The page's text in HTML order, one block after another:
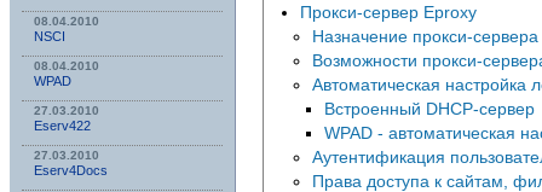
08.04.2010
NSСI
08.04.2010
WPAD
27.03.2010
Eserv422
27.03.2010
Eserv4Docs
Прокси-сервер Eproxy
Назначение прокси-сервера
Возможности прокси-
Автоматическая настройка
Встроенный DHCP-сервер
WPAD - автоматическая
Аутентификация
Права доступа к сайтам,